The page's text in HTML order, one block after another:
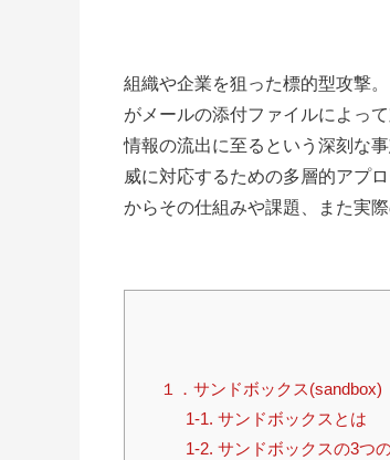
組織や企業を狙った標的型攻撃
がメールの添付ファイルによっ
情報の流出に至るという深刻な
威に対応するための多層的アプ
からその仕組みや課題、また実
１．サンドボックス(sandbox)
1-1. サンドボックスとは
1-2. サンドボックスの3つ